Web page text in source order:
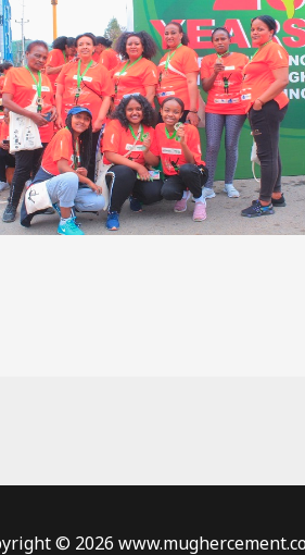
© 2026